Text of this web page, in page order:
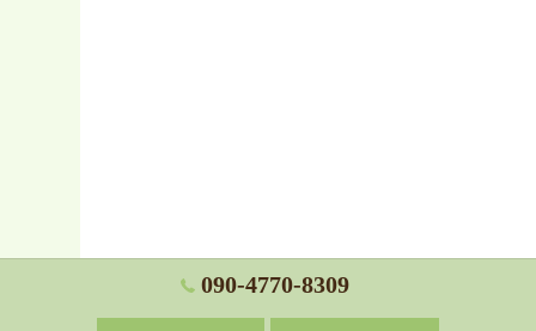
090-4770-8309